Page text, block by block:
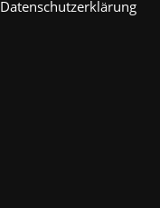
Datenschutzerklärung